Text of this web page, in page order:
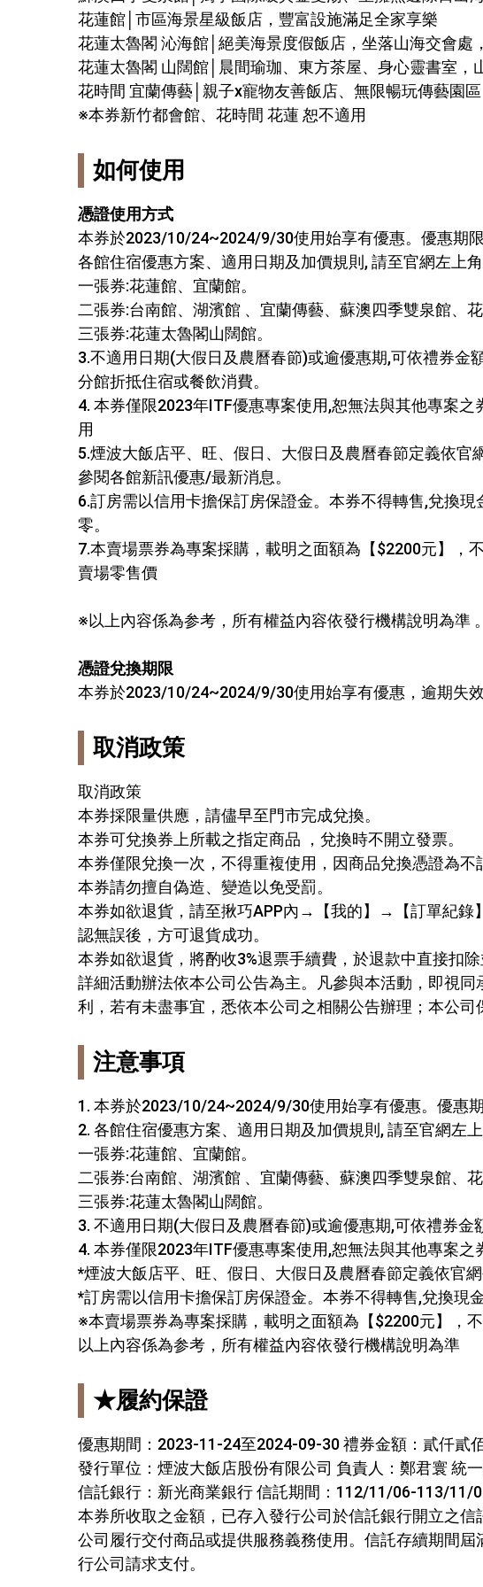
花蓮館│市區海景星級飯店，豐富設施滿足全家享樂
花蓮太魯閣 沁海館│絕美海景度假飯店，坐落山海交會處
花蓮太魯閣 山闊館│晨間瑜珈、東方茶屋、身心靈書室，
花時間 宜蘭傳藝│親子x寵物友善飯店、無限暢玩傳藝園區
※本券新竹都會館、花時間 花蓮 恕不適用
如何使用
憑證使用方式
本券於2023/10/24~2024/9/30使用始享有優惠。優惠期
各館住宿優惠方案、適用日期及加價規則, 請至官網左上
一張券:花蓮館、宜蘭館。
二張券:台南館、湖濱館 、宜蘭傳藝、蘇澳四季雙泉館、
三張券:花蓮太魯閣山闊館。
3.不適用日期(大假日及農曆春節)或逾優惠期,可依禮券金
分館折抵住宿或餐飲消費。
4. 本券僅限2023年ITF優惠專案使用,恕無法與其他專案之
用
5.煙波大飯店平、旺、假日、大假日及農曆春節定義依官
參閱各館新訊優惠/最新消息。
6.訂房需以信用卡擔保訂房保證金。本券不得轉售,兌換現
零。
7.本賣場票券為專案採購，載明之面額為【$2200元】，
賣場零售價
※以上內容係為参考，所有權益內容依發行機構說明為準 。
憑證兌換期限
本券於2023/10/24~2024/9/30使用始享有優惠，逾期失效
取消政策
取消政策
本券採限量供應，請儘早至門市完成兌換。
本券可兌換券上所載之指定商品 ，兌換時不開立發票。
本券僅限兌換一次，不得重複使用，因商品兌換憑證為
本券請勿擅自偽造、變造以免受罰。
本券如欲退貨，請至揪巧APP內→【我的】→【訂單紀錄
認無誤後，方可退貨成功。
本券如欲退貨，將酌收3%退票手續費，於退款中直接扣
詳細活動辦法依本公司公告為主。凡參與本活動，即視
利，若有未盡事宜，悉依本公司之相關公告辦理；本公司
注意事項
1. 本券於2023/10/24~2024/9/30使用始享有優惠。優惠
2. 各館住宿優惠方案、適用日期及加價規則, 請至官網左
一張券:花蓮館、宜蘭館。
二張券:台南館、湖濱館 、宜蘭傳藝、蘇澳四季雙泉館、
三張券:花蓮太魯閣山闊館。
3. 不適用日期(大假日及農曆春節)或逾優惠期,可依禮券
4. 本券僅限2023年ITF優惠專案使用,恕無法與其他專案之
*煙波大飯店平、旺、假日、大假日及農曆春節定義依官
*訂房需以信用卡擔保訂房保證金。本券不得轉售,兌換現
※本賣場票券為專案採購，載明之面額為【$2200元】，
以上內容係為参考，所有權益內容依發行機構說明為準
★履約保證
優惠期間：2023-11-24至2024-09-30 禮券金額：貳仟貳
發行單位：煙波大飯店股份有限公司 負責人：鄭君寰 統
信託銀行：新光商業銀行 信託期間：112/11/06-113/11/
本券所收取之金額，已存入發行公司於信託銀行開立之
公司履行交付商品或提供服務義務使用。信託存續期間
行公司請求支付。